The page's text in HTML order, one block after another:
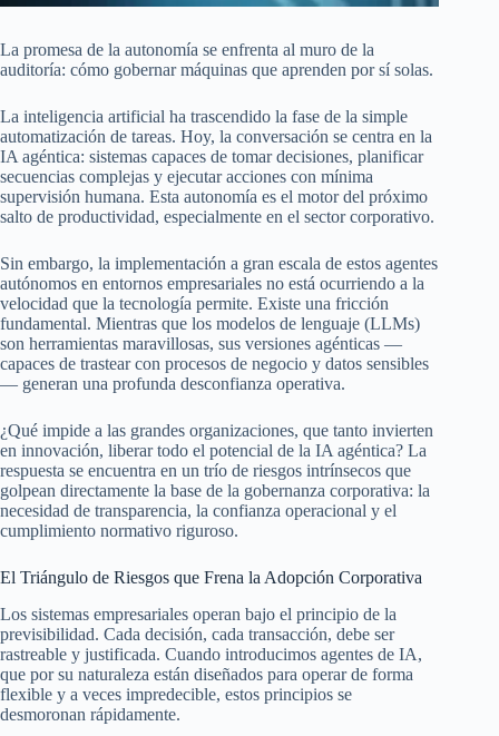
La promesa de la autonomía se enfrenta al muro de la
auditoría: cómo gobernar máquinas que aprenden por sí solas.
La inteligencia artificial ha trascendido la fase de la simple
automatización de tareas. Hoy, la conversación se centra en la
IA agéntica: sistemas capaces de tomar decisiones, planificar
secuencias complejas y ejecutar acciones con mínima
supervisión humana. Esta autonomía es el motor del próximo
salto de productividad, especialmente en el sector corporativo.
Sin embargo, la implementación a gran escala de estos agentes
autónomos en entornos empresariales no está ocurriendo a la
velocidad que la tecnología permite. Existe una fricción
fundamental. Mientras que los modelos de lenguaje (LLMs)
son herramientas maravillosas, sus versiones agénticas —
capaces de trastear con procesos de negocio y datos sensibles
— generan una profunda desconfianza operativa.
¿Qué impide a las grandes organizaciones, que tanto invierten
en innovación, liberar todo el potencial de la IA agéntica? La
respuesta se encuentra en un trío de riesgos intrínsecos que
golpean directamente la base de la gobernanza corporativa: la
necesidad de transparencia, la confianza operacional y el
cumplimiento normativo riguroso.
El Triángulo de Riesgos que Frena la Adopción Corporativa
Los sistemas empresariales operan bajo el principio de la
previsibilidad. Cada decisión, cada transacción, debe ser
rastreable y justificada. Cuando introducimos agentes de IA,
que por su naturaleza están diseñados para operar de forma
flexible y a veces impredecible, estos principios se
desmoronan rápidamente.